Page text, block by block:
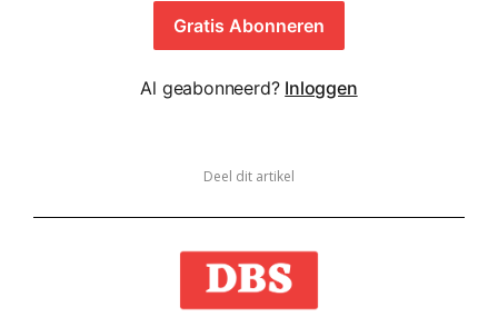
Gratis Abonneren
Al geabonneerd? Inloggen
Deel dit artikel